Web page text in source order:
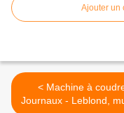
Ajouter un
< Machine à coudre
Journaux - Leblond,